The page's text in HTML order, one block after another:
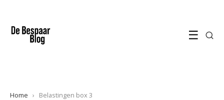
☰
Home › Belastingen box 3